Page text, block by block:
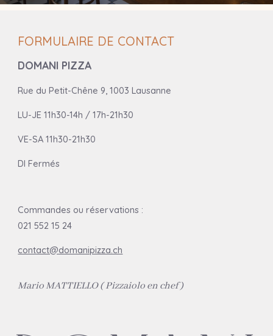
FORMULAIRE DE CONTACT
DOMANI PIZZA
Rue du Petit-Chêne 9, 1003 Lausanne
LU-JE 11h30-14h / 17h-21h30
VE-SA 11h30-21h30
DI Fermés
Commandes ou réservations :
021 552 15 24
contact@domanipizza.ch
Mario MATTIELLO (Pizzaiolo en chef )